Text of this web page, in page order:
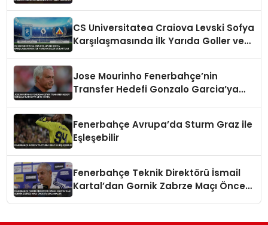
CS Universitatea Craiova Levski Sofya
Karşılaşmasında İlk Yarıda Goller ve
Jose Mourinho Fenerbahçe’nin
Transfer Hedefi Gonzalo Garcia’ya
Fenerbahçe Avrupa’da Sturm Graz ile
Eşleşebilir
Fenerbahçe Teknik Direktörü İsmail
Kartal’dan Gornik Zabrze Maçı Öncesi